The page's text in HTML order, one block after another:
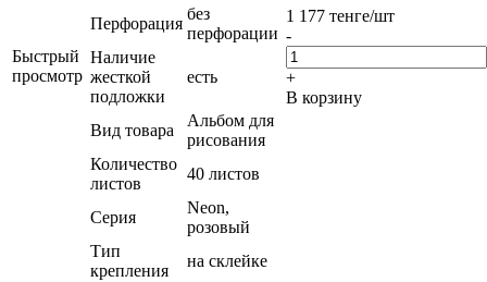
Быстрый
просмотр
Перфорация
без
перфорации
Наличие
жесткой
подложки
есть
Вид товара
Альбом для
рисования
Количество
листов
40 листов
Серия
Neon,
розовый
Тип
крепления
на склейке
1 177 тенге/шт
-
+
В корзину